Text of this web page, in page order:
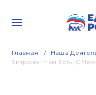
Главная Наша
Хитрова: Нам Есть, С